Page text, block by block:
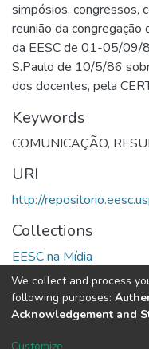
simpósios, congressos,
reunião da
da EESC de 01-05/09/
S.Paulo de 10/5/86
dos docentes, pela
Keywords
COMUNICAÇÃO,
URI
http://
Collections
EESC na Mídia
Full item page
DSpace software
We collect and process
following purposes:
Acknowledgement and